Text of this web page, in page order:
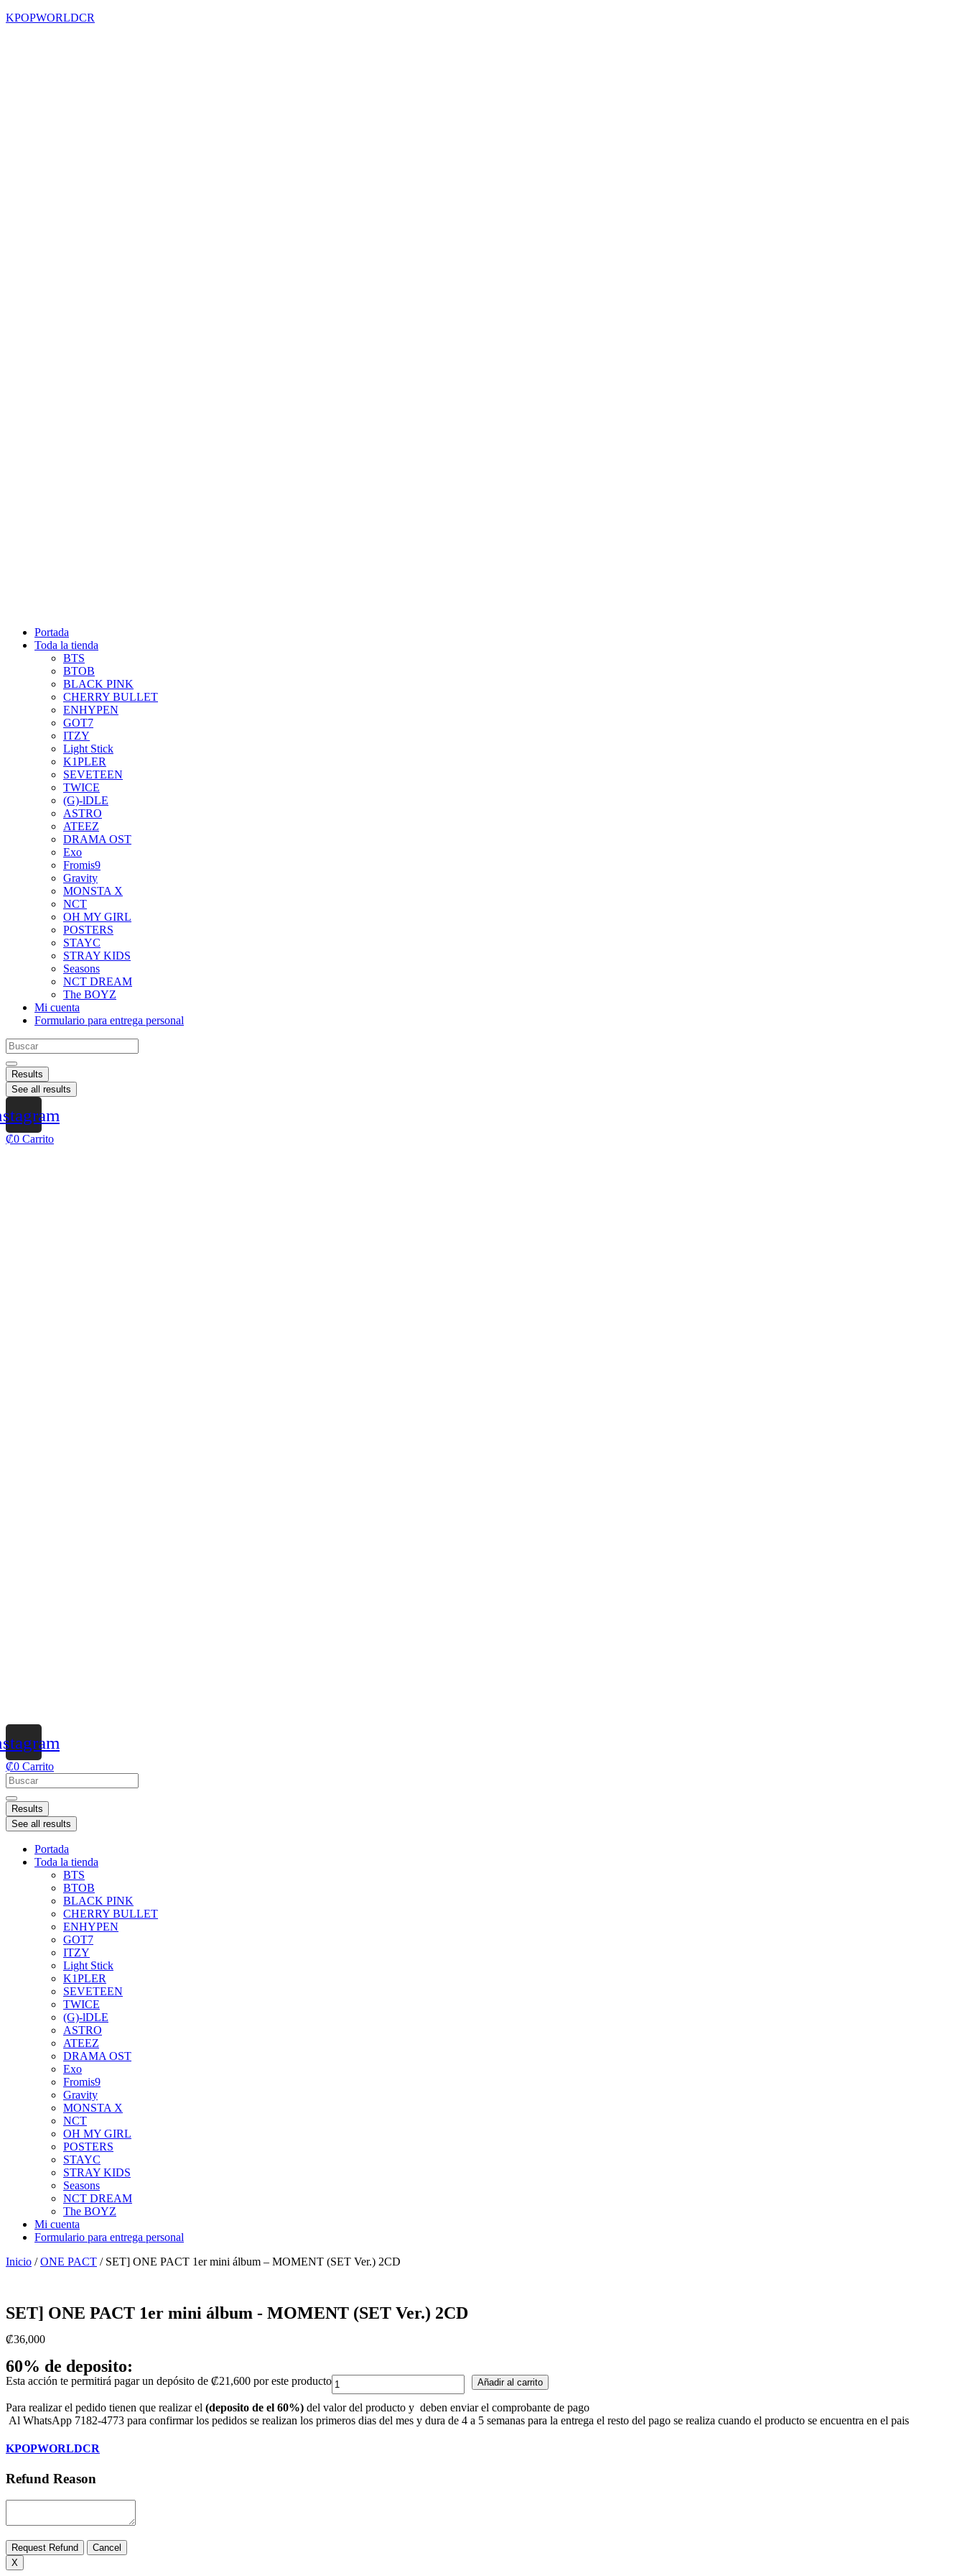
KPOPWORLDCR
Portada
Toda la tienda
BTS
BTOB
BLACK PINK
CHERRY BULLET
ENHYPEN
GOT7
ITZY
Light Stick
K1PLER
SEVETEEN
TWICE
(G)-lDLE
ASTRO
ATEEZ
DRAMA OST
Exo
Fromis9
Gravity
MONSTA X
NCT
OH MY GIRL
POSTERS
STAYC
STRAY KIDS
Seasons
NCT DREAM
The BOYZ
Mi cuenta
Formulario para entrega personal
Results
See all results
₡0 Carrito
₡0 Carrito
Results
See all results
Portada
Toda la tienda
BTS
BTOB
BLACK PINK
CHERRY BULLET
ENHYPEN
GOT7
ITZY
Light Stick
K1PLER
SEVETEEN
TWICE
(G)-lDLE
ASTRO
ATEEZ
DRAMA OST
Exo
Fromis9
Gravity
MONSTA X
NCT
OH MY GIRL
POSTERS
STAYC
STRAY KIDS
Seasons
NCT DREAM
The BOYZ
Mi cuenta
Formulario para entrega personal
Inicio /ONE PACT / SET] ONE PACT 1er mini álbum – MOMENT (SET Ver.) 2CD
SET] ONE PACT 1er mini álbum - MOMENT (SET Ver.) 2CD
₡36,000
60% de deposito:
Esta acción te permitirá pagar un depósito de ₡21,600 por este productoSET]
ONE
PACT
1er
Añadir al carrito
Para realizar el pedido tienen que realizar el (deposito de el 60%) del valor del producto y deben enviar el comprobante de pago
Al WhatsApp 7182-4773 para confirmar los pedidos se realizan los primeros dias del mes y dura de 4 a 5 semanas para la entrega el resto del pago se realiza cuando el producto se encuentra en el pais
KPOPWORLDCR
Refund Reason
Request Refund
Cancel
X